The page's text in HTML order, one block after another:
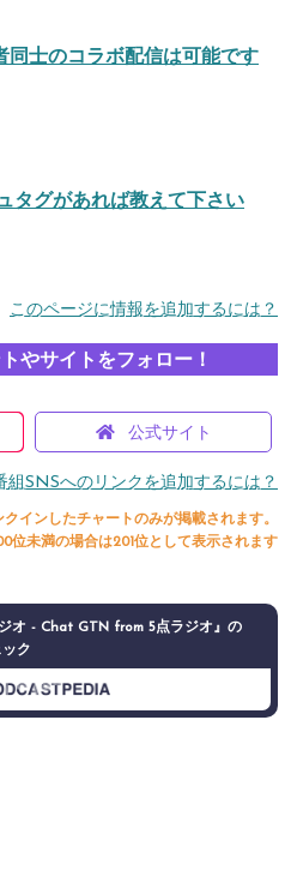
同士のコラボ配信は可能です
タグがあれば教えて下さい
このページに情報を追加するには？
やサイトをフォロー！
公式サイト
組SNSへのリンクを追加するには？
インしたチャートのみが掲載されます。
位未満の場合は201位として表示されます
オ - Chat GTN from 5点ラジオ』の
ク